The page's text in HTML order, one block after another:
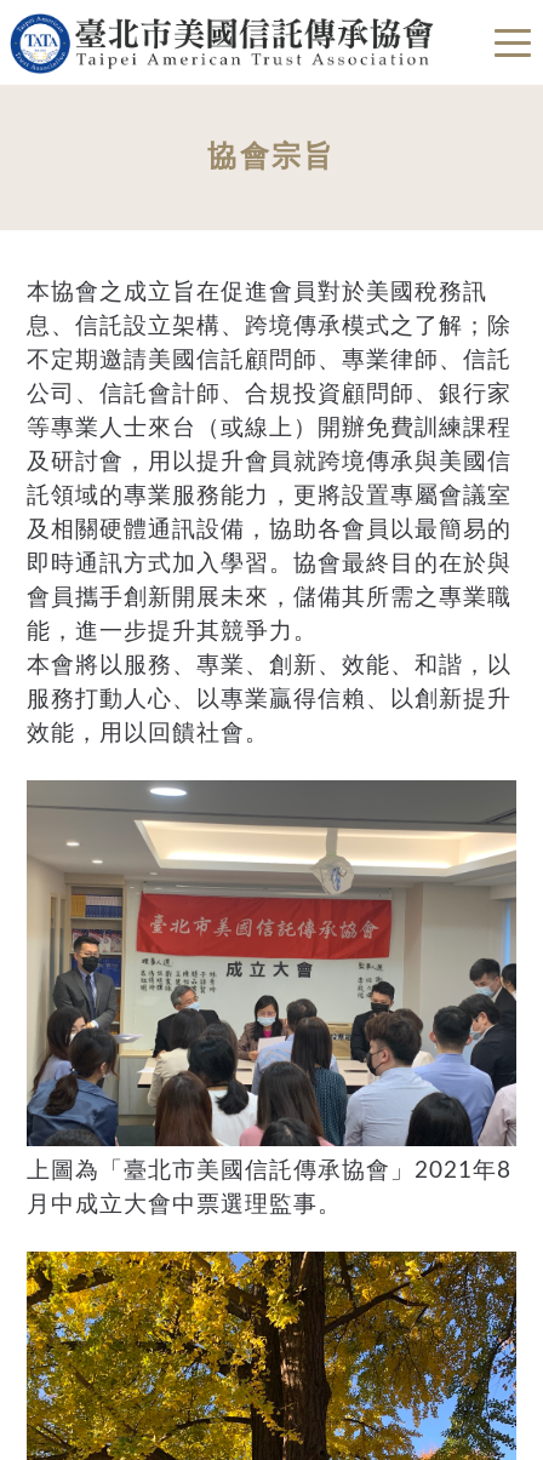
協會宗旨
本協會之成立旨在促進會員對於美國稅務訊
息、信託設立架構、跨境傳承模式之了解；除
不定期邀請美國信託顧問師、專業律師、信託
公司、信託會計師、合規投資顧問師、銀行家
等專業人士來台（或線上）開辦免費訓練課程
及研討會，用以提升會員就跨境傳承與美國信
託領域的專業服務能力，更將設置專屬會議室
及相關硬體通訊設備，協助各會員以最簡易的
即時通訊方式加入學習。協會最終目的在於與
會員攜手創新開展未來，儲備其所需之專業職
能，進一步提升其競爭力。
本會將以服務、專業、創新、效能、和諧，以
服務打動人心、以專業贏得信賴、以創新提升
效能，用以回饋社會。
上圖為「臺北市美國信託傳承協會」2021年8
月中成立大會中票選理監事。